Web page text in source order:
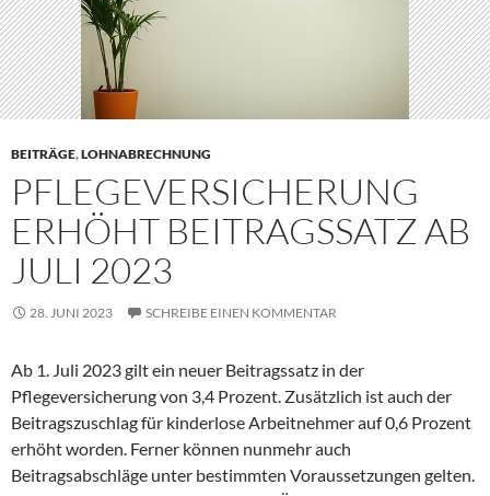
BEITRÄGE,LOHNABRECHNUNG
PFLEGEVERSICHERUNG
ERHÖHT BEITRAGSSATZ AB
JULI 2023
28. JUNI 2023 SCHREIBE EINEN KOMMENTAR
Ab 1. Juli 2023 gilt ein neuer Beitragssatz in der
Pflegeversicherung von 3,4 Prozent. Zusätzlich ist auch der
Beitragszuschlag für kinderlose Arbeitnehmer auf 0,6 Prozent
erhöht worden. Ferner können nunmehr auch
Beitragsabschläge unter bestimmten Voraussetzungen gelten.